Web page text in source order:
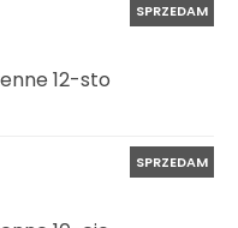
SPRZEDAM
12-sto
SPRZEDAM